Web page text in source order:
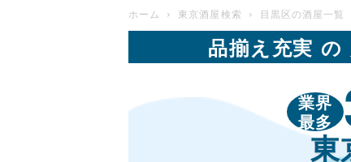
ホーム 東京酒屋検索 目黒区の酒屋一覧
品揃え充実 の
業界
最多
東